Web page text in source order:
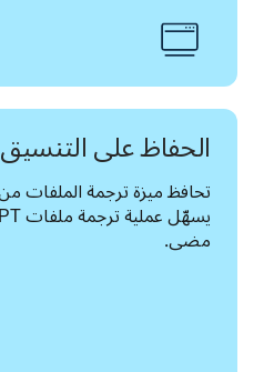
الحفاظ على التنسيق
مضى.